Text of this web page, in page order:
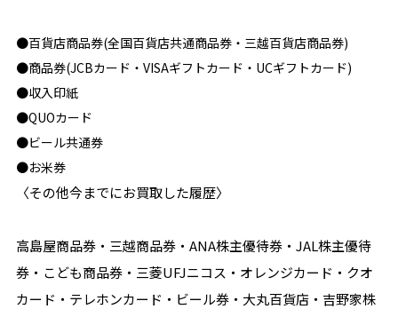
●百貨店商品券(全国百貨店共通商品券・三越百貨店商品券)
●商品券(JCBカード・VISAギフトカード・UCギフトカード)
●収入印紙
●QUOカード
●ビール共通券
●お米券
〈その他今までにお買取した履歴〉
高島屋商品券・三越商品券・ANA株主優待券・JAL株主優待
券・こども商品券・三菱UFJニコス・オレンジカード・クオ
カード・テレホンカード・ビール券・大丸百貨店・吉野家株